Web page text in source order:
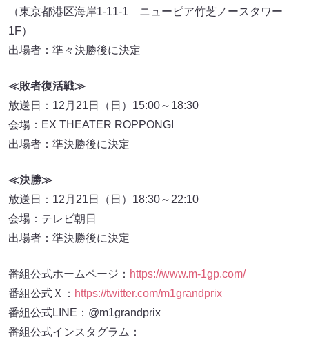
（東京都港区海岸1-11-1 ニューピア竹芝ノースタワー
1F）
出場者：準々決勝後に決定
≪敗者復活戦≫
放送日：12月21日（日）15:00～18:30
会場：EX THEATER ROPPONGI
出場者：準決勝後に決定
≪決勝≫
放送日：12月21日（日）18:30～22:10
会場：テレビ朝日
出場者：準決勝後に決定
番組公式ホームページ： https://www.m-1gp.com/
番組公式Ｘ： https://twitter.com/m1grandprix
番組公式LINE：@m1grandprix
番組公式インスタグラム：